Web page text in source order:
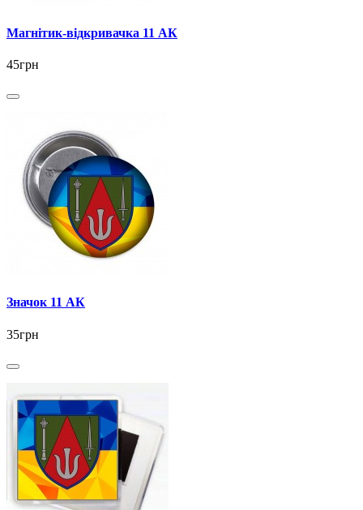
Магнітик-відкривачка 11 АК
45грн
Значок 11 АК
35грн